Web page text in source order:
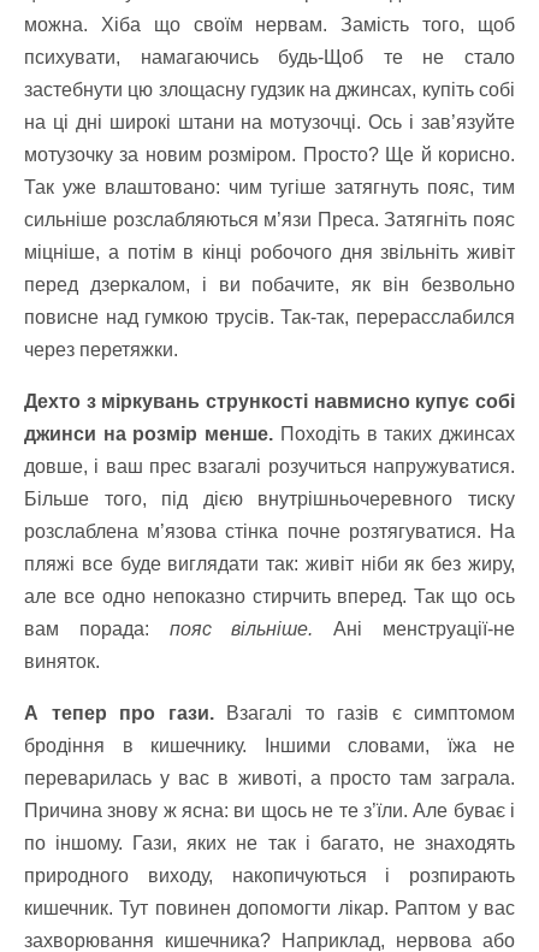
можна. Хіба що своїм нервам. Замість того, щоб
психувати, намагаючись будь-Щоб те не стало
застебнути цю злощасну гудзик на джинсах, купіть собі
на ці дні широкі штани на мотузочці. Ось і зав’язуйте
мотузочку за новим розміром. Просто? Ще й корисно.
Так уже влаштовано: чим тугіше затягнуть пояс, тим
сильніше розслабляються м’язи Преса. Затягніть пояс
міцніше, а потім в кінці робочого дня звільніть живіт
перед дзеркалом, і ви побачите, як він безвольно
повисне над гумкою трусів. Так-так, перерасслабился
через перетяжки.
Дехто з міркувань стрункості навмисно купує собі
джинси на розмір менше. Походіть в таких джинсах
довше, і ваш прес взагалі розучиться напружуватися.
Більше того, під дією внутрішньочеревного тиску
розслаблена м’язова стінка почне розтягуватися. На
пляжі все буде виглядати так: живіт ніби як без жиру,
але все одно непоказно стирчить вперед. Так що ось
вам порада: пояс вільніше. Ані менструації-не
виняток.
А тепер про гази.Взагалі то газів є симптомом
бродіння в кишечнику. Іншими словами, їжа не
переварилась у вас в животі, а просто там заграла.
Причина знову ж ясна: ви щось не те з’їли. Але буває і
по іншому. Гази, яких не так і багато, не знаходять
природного виходу, накопичуються і розпирають
кишечник. Тут повинен допомогти лікар. Раптом у вас
захворювання кишечника? Наприклад, нервова або